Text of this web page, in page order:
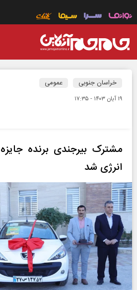
خراسان جنوبی عمومی
۱۹ آبان ۱۴۰۳ - ۱۷:۳۵
مشترک بیرجندی برنده
انرژی شد